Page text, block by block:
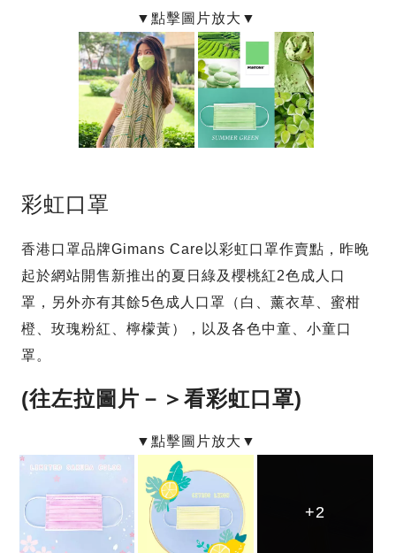
彩虹口罩
香港口罩品牌Gimans Care以彩虹口罩作賣點，昨晚
起於網站開售新推出的夏日綠及櫻桃紅2色成人口
罩，另外亦有其餘5色成人口罩（白、薰衣草、蜜柑
橙、玫瑰粉紅、檸檬黃），以及各色中童、小童口
罩。
(往左拉圖片－＞看彩虹口罩)
+2
+2
+2